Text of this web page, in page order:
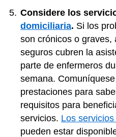
Considere los
domiciliaria. Si los
son crónicos o graves,
seguros cubren la
parte de enfermeros
semana.
prestaciones para
requisitos para
servicios. Los
pueden estar